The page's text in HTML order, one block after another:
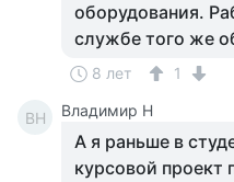
оборудования.
службе того же
8 лет 1
ВН Владимир Н
А я раньше в
курсовой проект